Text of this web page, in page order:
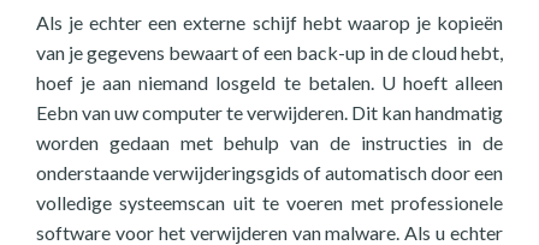
Als je echter een externe schijf hebt waarop je kopieën
van je gegevens bewaart of een back-up in de cloud hebt,
hoef je aan niemand losgeld te betalen. U hoeft alleen
Eebn van uw computer te verwijderen. Dit kan handmatig
worden gedaan met behulp van de instructies in de
onderstaande verwijderingsgids of automatisch door een
volledige systeemscan uit te voeren met professionele
software voor het verwijderen van malware. Als u echter